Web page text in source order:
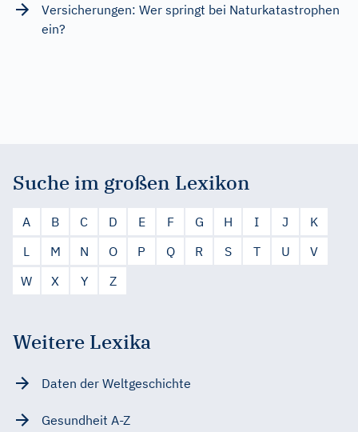
Versicherungen: Wer springt bei Naturkatastrophen
ein?
Suche im großen Lexikon
A B C D E F G H I J
K
L
M N O P Q R S T U
V
W
X Y Z
Weitere Lexika
Daten der Weltgeschichte
Gesundheit A-Z